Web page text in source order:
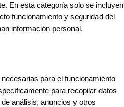
En esta categoría solo se incluyen
funcionamiento y seguridad del
información personal.
para el funcionamiento
para recopilar datos
análisis, anuncios y otros